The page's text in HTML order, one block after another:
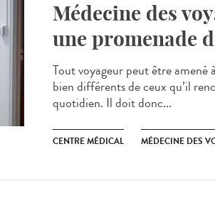
Médecine des
une promenade
Tout voyageur peut être amené
bien différents de ceux qu’il
quotidien. Il doit donc...
CENTRE MÉDICAL MÉDECINE DES